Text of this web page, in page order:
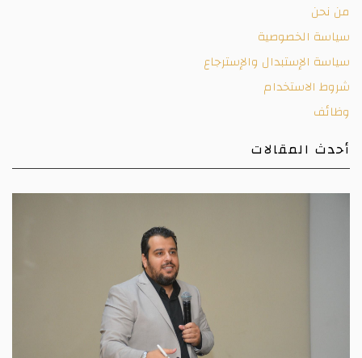
من نحن
سياسة الخصوصية
سياسة الإستبدال والإسترجاع
شروط الاستخدام
وظائف
أحدث المقالات